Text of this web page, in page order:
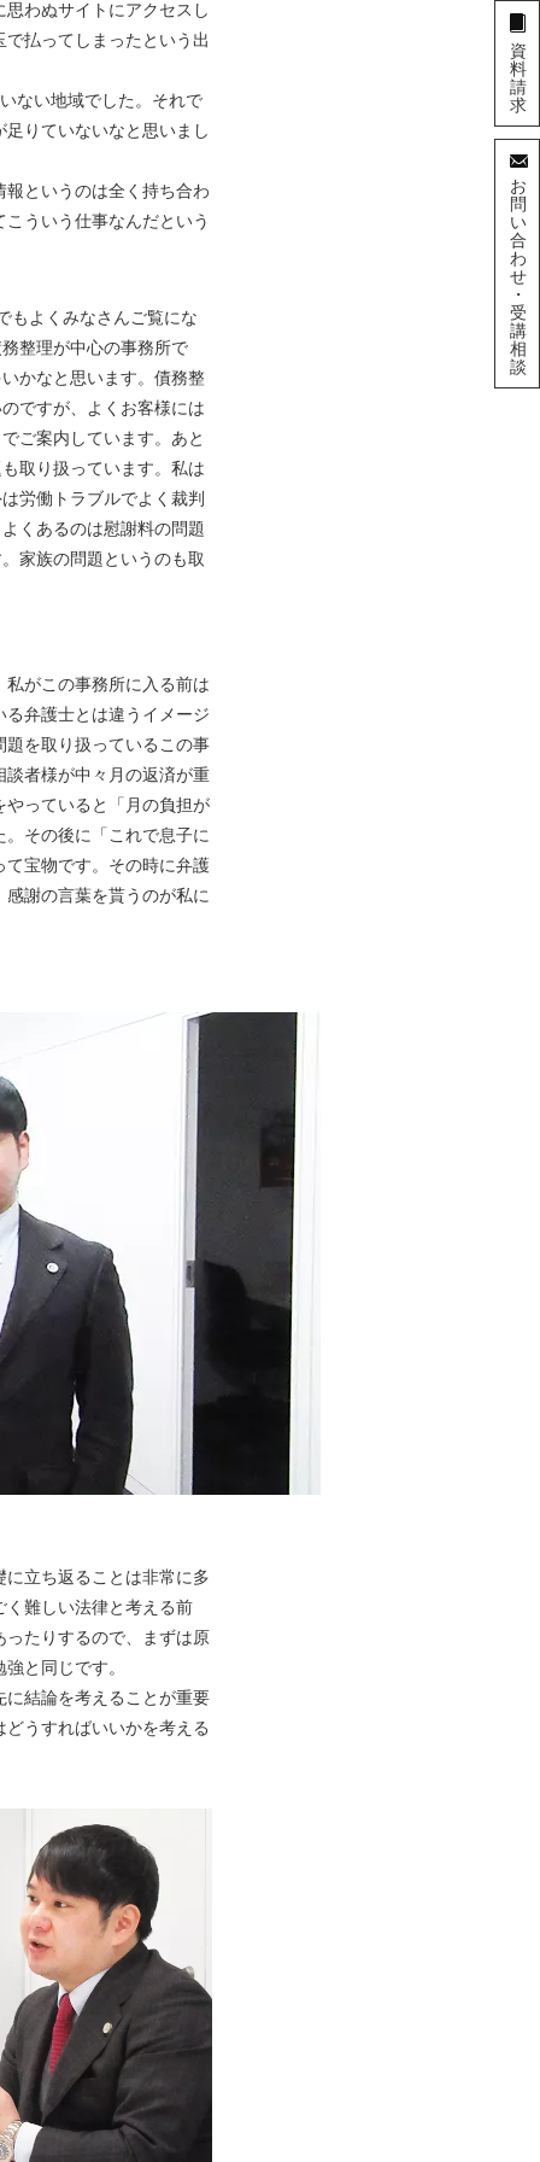
わぬサイトにアクセスし
払ってしまったという出
ない地域でした。それで
りていないなと思いまし
というのは全く持ち合わ
ういう仕事なんだという
もよくみなさんご覧にな
整理が中心の事務所で
かなと思います。債務整
ですが、よくお客様には
ご案内しています。あと
取り扱っています。私は
労働トラブルでよく裁判
くあるのは慰謝料の問題
家族の問題というのも取
がこの事務所に入る前は
弁護士とは違うイメージ
を取り扱っているこの事
者様が中々月の返済が重
っていると「月の負担が
その後に「これで息子に
宝物です。その時に弁護
謝の言葉を貰うのが私に
立ち返ることは非常に多
難しい法律と考える前
たりするので、まずは原
と同じです。
結論を考えることが重要
うすればいいかを考える
資
料
請
求
お
問
い
合
わ
せ
・
受
講
相
談